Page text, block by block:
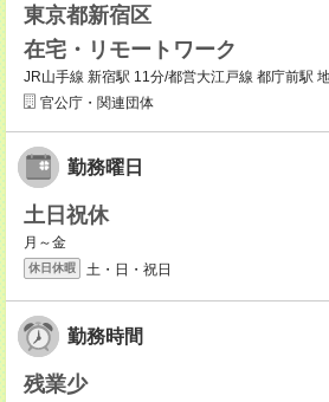
東京都新宿区
在宅・リモートワーク
JR山手線 新宿駅 11分/都営大江戸線 都庁前駅
官公庁・関連団体
勤務曜日
土日祝休
月～金
休日休暇 土・日・祝日
勤務時間
残業少